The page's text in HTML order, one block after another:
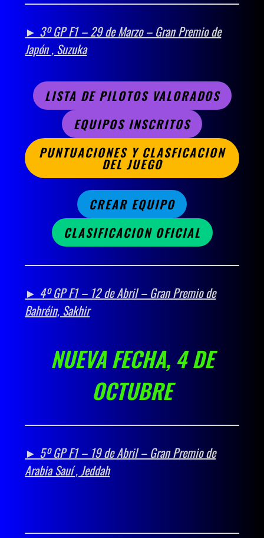
► 3º GP F1 – 29 de Marzo – Gran Premio de
Japón , Suzuka
LISTA DE PILOTOS VALORADOS
EQUIPOS INSCRITOS
PUNTUACIONES Y CLASFICACION
DEL JUEGO
CREAR EQUIPO
CLASIFICACION OFICIAL
► 4º GP F1 – 12 de Abril – Gran Premio de
Bahréin, Sakhir
NUEVA FECHA, 4 DE
OCTUBRE
► 5º GP F1 – 19 de Abril – Gran Premio de
Arabia Sauí , Jeddah